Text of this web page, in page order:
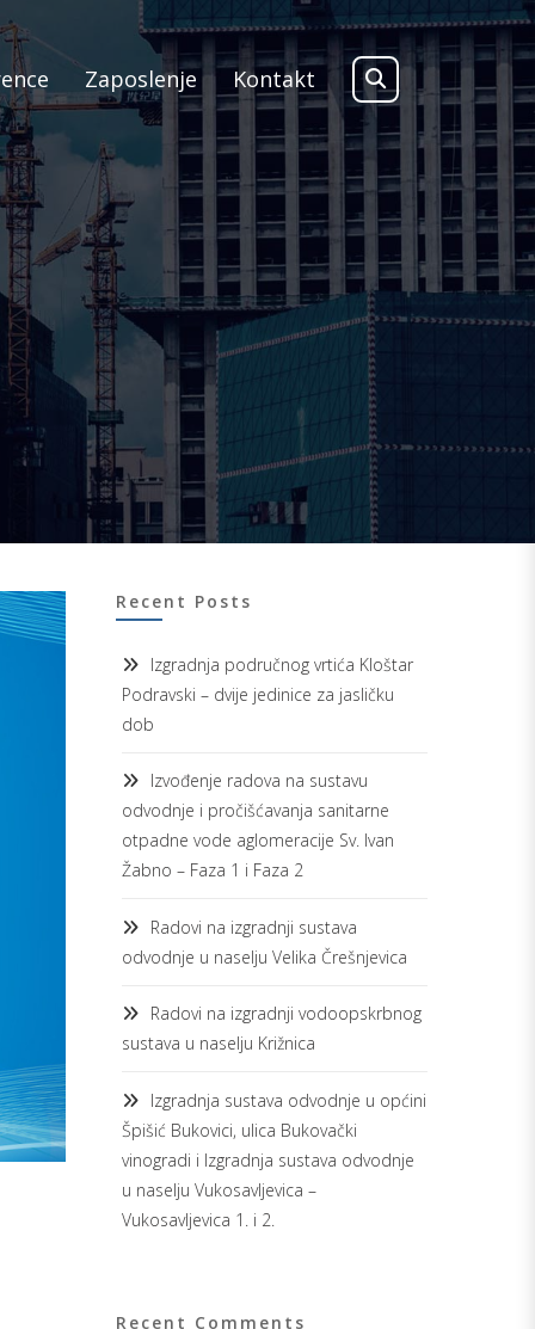
Zaposlenje Kontakt
Recent Posts
Izgradnja područnog vrtića Kloštar
Podravski – dvije jedinice za jasličku
dob
Izvođenje radova na sustavu
odvodnje i pročišćavanja sanitarne
otpadne vode aglomeracije Sv. Ivan
Žabno – Faza 1 i Faza 2
Radovi na izgradnji sustava
odvodnje u naselju Velika Črešnjevica
Radovi na izgradnji vodoopskrbnog
sustava u naselju Križnica
Izgradnja sustava odvodnje u općini
Špišić Bukovici, ulica Bukovački
vinogradi i Izgradnja sustava odvodnje
u naselju Vukosavljevica –
Vukosavljevica 1. i 2.
Recent Comments